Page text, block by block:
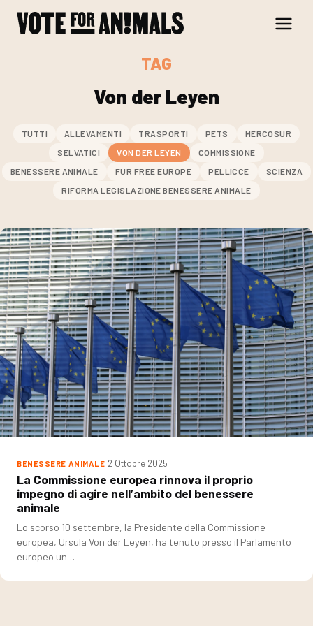
TAG
Von der Leyen
TUTTI ALLEVAMENTI TRASPORTI PETS
MERCOSUR
SELVATICI
VON DER LEYEN
COMMISSIONE
BENESSERE ANIMALE
FUR FREE EUROPE PELLICCE
SCIENZA
RIFORMA LEGISLAZIONE BENESSERE ANIMALE
BENESSERE ANIMALE 2 Ottobre 2025
La Commissione europea rinnova il proprio
impegno di agire nell’ambito del benessere
animale
Lo scorso 10 settembre, la Presidente della Commissione
europea, Ursula Von der Leyen, ha tenuto presso il Parlamento
europeo un…